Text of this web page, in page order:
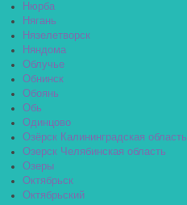
Нюрба
Нягань
Нязелетворск
Няндома
Облучье
Обнинск
Обоянь
Обь
Одинцово
Озёрск Калининградская область
Озерск Челябинская область
Озеры
Октябрьск
Октябрьский